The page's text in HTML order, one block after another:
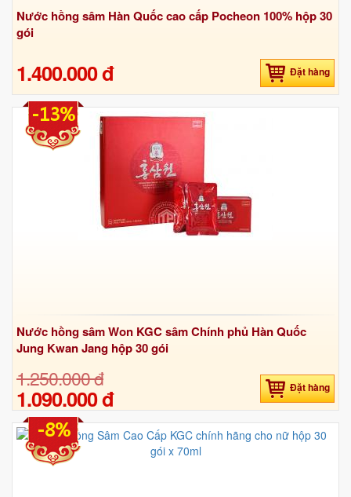
Nước hồng sâm Hàn Quốc cao cấp Pocheon 100% hộp 30
gói
1.400.000 đ Đặt hàng
Nước hồng sâm Won KGC sâm Chính phủ Hàn Quốc
Jung Kwan Jang hộp 30 gói
1.250.000 đ
1.090.000 đ Đặt hàng
-13%
-8%